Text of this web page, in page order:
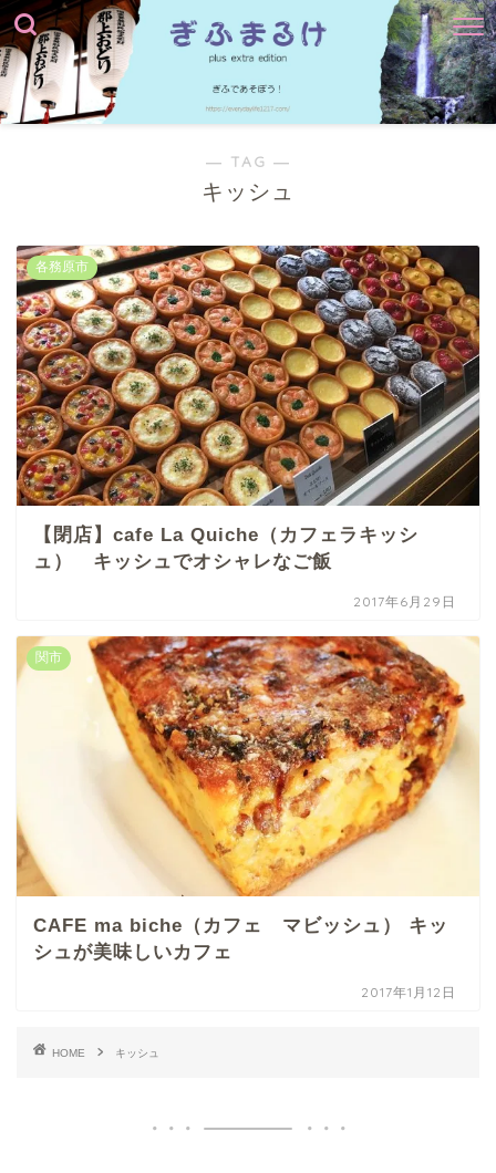
― TAG ―
キッシュ
各務原市
【閉店】cafe La Quiche（カフェラキッシ
ュ） キッシュでオシャレなご飯
2017年6月29日
関市
CAFE ma biche（カフェ マビッシュ） キッ
シュが美味しいカフェ
2017年1月12日
HOME キッシュ